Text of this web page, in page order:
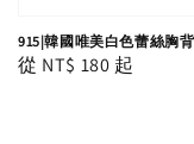
915|韓國唯美白色蕾絲胸
Regular
從 NT$ 180 起